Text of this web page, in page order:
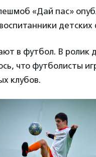
«Дай пас»
в футбол. В ролик
что футболисты
клубов.